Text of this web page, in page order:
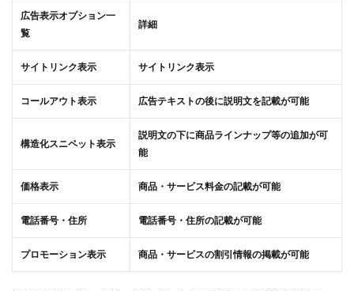
広告表示オプション一
覧
詳細
サイトリンク表示 サイトリンク表示
コールアウト表示 広告テキストの後に説明文を記載が可能
構造化スニペット表示
説明文の下に商品ラインナップ等の追加が可
能
価格表示 商品・サービス料金の記載が可能
電話番号・住所 電話番号・住所の記載が可能
プロモーション表示 商品・サービスの割引情報の掲載が可能